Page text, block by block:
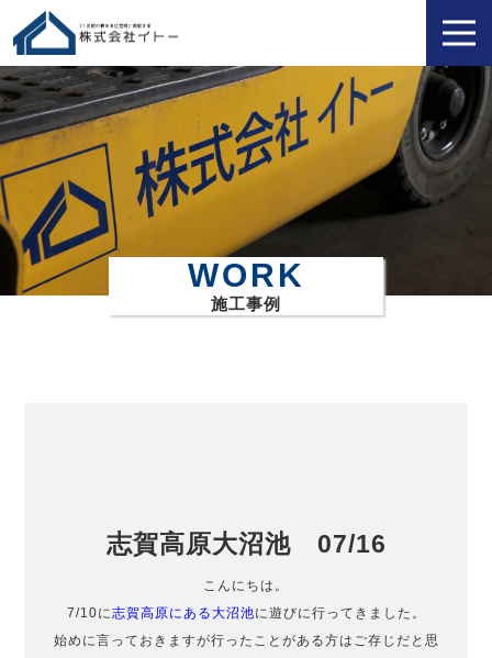
WORK
施工事例
志賀高原大沼池 07/16
こんにちは。
7/10に志賀高原にある大沼池に遊びに行ってきました。
始めに言っておきますが行ったことがある方はご存じだと思